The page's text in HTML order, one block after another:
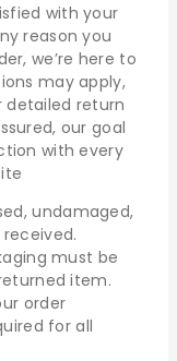
with your
reason you
we’re here to
may apply,
detailed return
our goal
with every
undamaged,
must be
item.
order
for all